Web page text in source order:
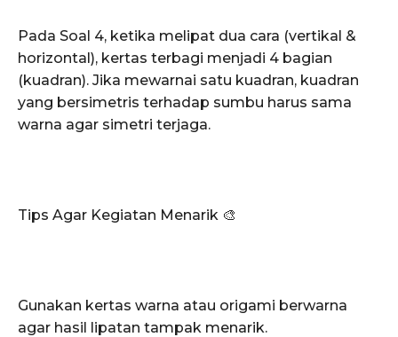
Pada Soal 4, ketika melipat dua cara (vertikal &
horizontal), kertas terbagi menjadi 4 bagian
(kuadran). Jika mewarnai satu kuadran, kuadran
yang bersimetris terhadap sumbu harus sama
warna agar simetri terjaga.
Tips Agar Kegiatan Menarik 🎨
Gunakan kertas warna atau origami berwarna
agar hasil lipatan tampak menarik.